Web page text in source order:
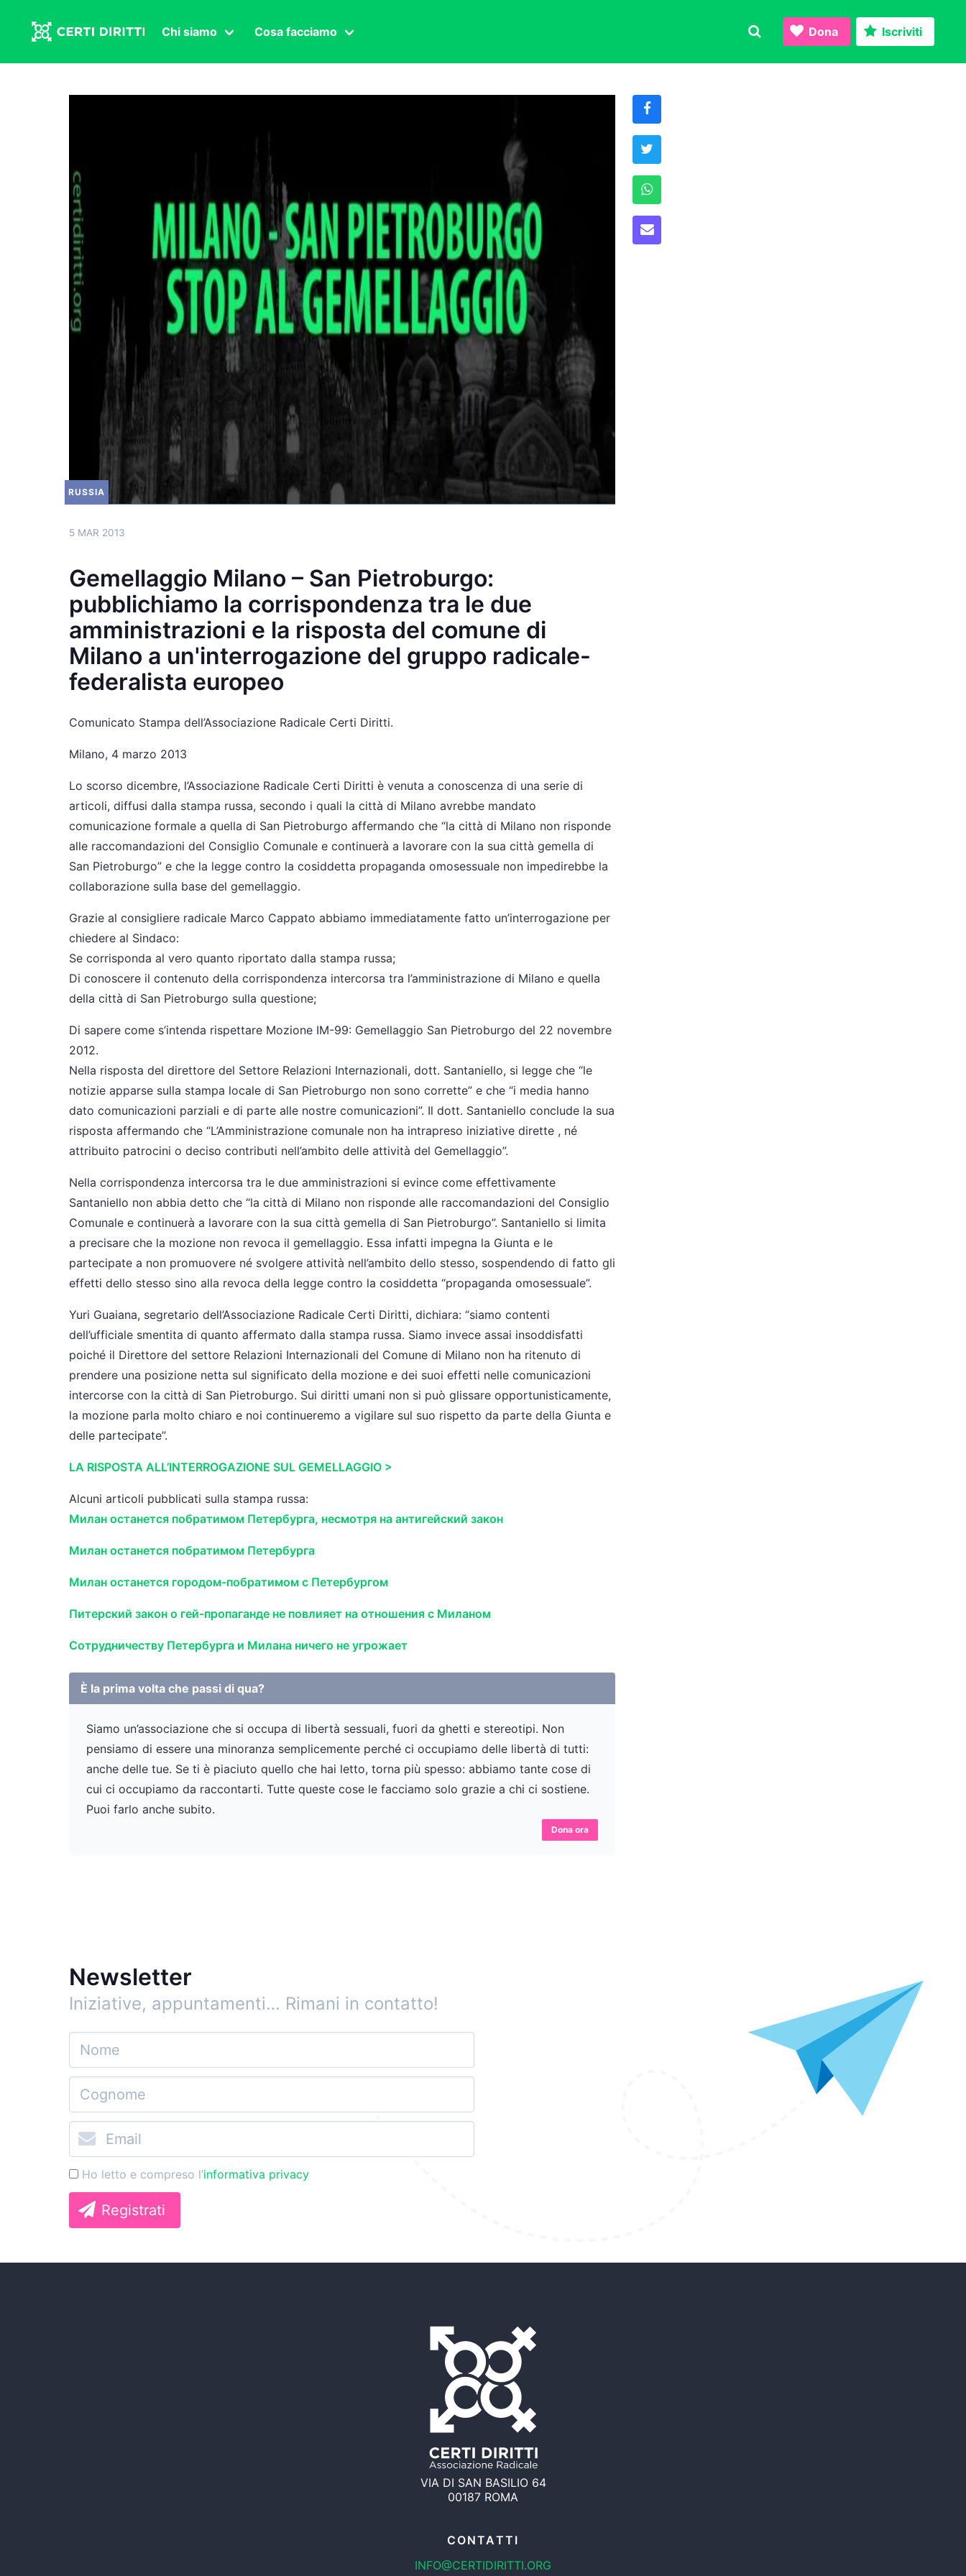
Chi siamo Cosa facciamo
Salute sessuale
Transnazionale
Politica
Fuor di Pagina
Dona Iscriviti
RUSSIA
5 MAR 2013
Gemellaggio Milano – San Pietroburgo:
pubblichiamo la corrispondenza tra le due
amministrazioni e la risposta del comune di
Milano a un'interrogazione del gruppo radicale-
federalista europeo
Comunicato Stampa dell’Associazione Radicale Certi Diritti.
Milano, 4 marzo 2013
Lo scorso dicembre, l’Associazione Radicale Certi Diritti è venuta a conoscenza di una serie di
articoli, diffusi dalla stampa russa, secondo i quali la città di Milano avrebbe mandato
comunicazione formale a quella di San Pietroburgo affermando che “la città di Milano non risponde
alle raccomandazioni del Consiglio Comunale e continuerà a lavorare con la sua città gemella di
San Pietroburgo” e che la legge contro la cosiddetta propaganda omosessuale non impedirebbe la
collaborazione sulla base del gemellaggio.
Grazie al consigliere radicale Marco Cappato abbiamo immediatamente fatto un’interrogazione per
chiedere al Sindaco:
Se corrisponda al vero quanto riportato dalla stampa russa;
Di conoscere il contenuto della corrispondenza intercorsa tra l’amministrazione di Milano e quella
della città di San Pietroburgo sulla questione;
Di sapere come s’intenda rispettare Mozione IM-99: Gemellaggio San Pietroburgo del 22 novembre
2012.
Nella risposta del direttore del Settore Relazioni Internazionali, dott. Santaniello, si legge che “le
notizie apparse sulla stampa locale di San Pietroburgo non sono corrette” e che “i media hanno
dato comunicazioni parziali e di parte alle nostre comunicazioni”. Il dott. Santaniello conclude la sua
risposta affermando che “L’Amministrazione comunale non ha intrapreso iniziative dirette , né
attribuito patrocini o deciso contributi nell’ambito delle attività del Gemellaggio”.
Nella corrispondenza intercorsa tra le due amministrazioni si evince come effettivamente
Santaniello non abbia detto che “la città di Milano non risponde alle raccomandazioni del Consiglio
Comunale e continuerà a lavorare con la sua città gemella di San Pietroburgo”. Santaniello si limita
a precisare che la mozione non revoca il gemellaggio. Essa infatti impegna la Giunta e le
partecipate a non promuovere né svolgere attività nell’ambito dello stesso, sospendendo di fatto gli
effetti dello stesso sino alla revoca della legge contro la cosiddetta “propaganda omosessuale”.
Yuri Guaiana, segretario dell’Associazione Radicale Certi Diritti, dichiara: “siamo contenti
dell’ufficiale smentita di quanto affermato dalla stampa russa. Siamo invece assai insoddisfatti
poiché il Direttore del settore Relazioni Internazionali del Comune di Milano non ha ritenuto di
prendere una posizione netta sul significato della mozione e dei suoi effetti nelle comunicazioni
intercorse con la città di San Pietroburgo. Sui diritti umani non si può glissare opportunisticamente,
la mozione parla molto chiaro e noi continueremo a vigilare sul suo rispetto da parte della Giunta e
delle partecipate”.
LA RISPOSTA ALL’INTERROGAZIONE SUL GEMELLAGGIO >
Alcuni articoli pubblicati sulla stampa russa:
Милан останется побратимом Петербурга, несмотря на антигейский закон
Милан останется побратимом Петербурга
Милан останется городом-побратимом с Петербургом
Питерский закон о гей-пропаганде не повлияет на отношения с Миланом
Сотрудничеству Петербурга и Милана ничего не угрожает
È la prima volta che passi di qua?
Siamo un’associazione che si occupa di libertà sessuali, fuori da ghetti e stereotipi. Non
pensiamo di essere una minoranza semplicemente perché ci occupiamo delle libertà di tutti:
anche delle tue. Se ti è piaciuto quello che hai letto, torna più spesso: abbiamo tante cose di
cui ci occupiamo da raccontarti. Tutte queste cose le facciamo solo grazie a chi ci sostiene.
Puoi farlo anche subito.
Dona ora
Newsletter
Iniziative, appuntamenti… Rimani in contatto!
Ho letto e compreso l’informativa privacy
Registrati
VIA DI SAN BASILIO 64
00187 ROMA
CONTATTI
INFO@CERTIDIRITTI.ORG